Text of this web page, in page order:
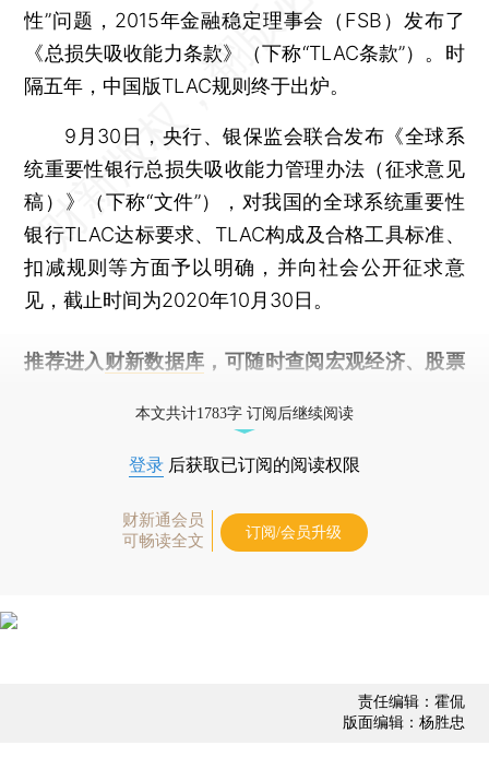
性”问题，2015年金融稳定理事会（FSB）发布了
《总损失吸收能力条款》（下称“TLAC条款”）。时
隔五年，中国版TLAC规则终于出炉。
9月30日，央行、银保监会联合发布《全球系
统重要性银行总损失吸收能力管理办法（征求意见
稿）》（下称“文件”），对我国的全球系统重要性
银行TLAC达标要求、TLAC构成及合格工具标准、
扣减规则等方面予以明确，并向社会公开征求意
见，截止时间为2020年10月30日。
推荐进入 财新数据库 ，可随时查阅宏观经济、股票
本文共计1783字 订阅后继续阅读
登录 后获取已订阅的阅读权限
财新通会员
可畅读全文
订阅/会员升级
责任编辑：霍侃
版面编辑：杨胜忠